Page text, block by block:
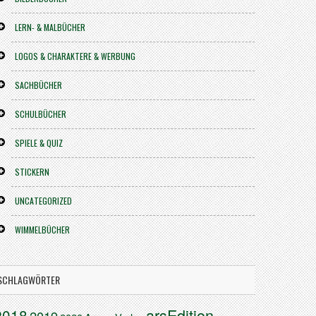
LERN- & MALBÜCHER
LOGOS & CHARAKTERE & WERBUNG
SACHBÜCHER
SCHULBÜCHER
SPIELE & QUIZ
STICKERN
UNCATEGORIZED
WIMMELBÜCHER